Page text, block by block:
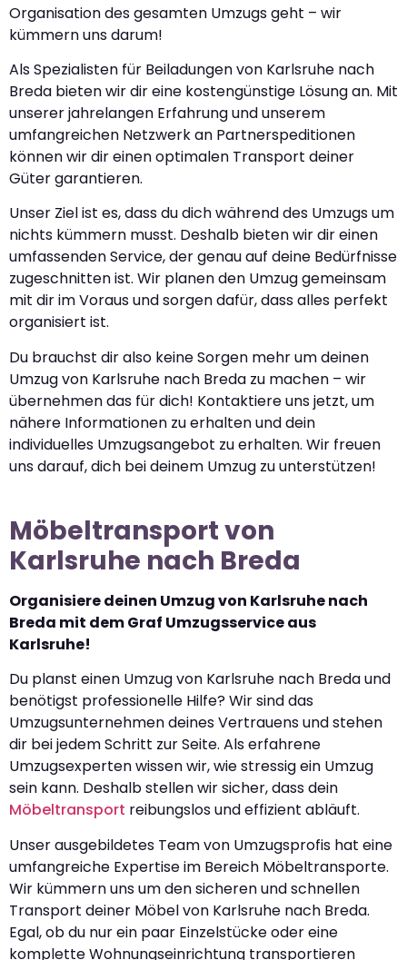
Organisation des gesamten Umzugs geht – wir
kümmern uns darum!
Als Spezialisten für Beiladungen von Karlsruhe nach
Breda bieten wir dir eine kostengünstige Lösung an. Mit
unserer jahrelangen Erfahrung und unserem
umfangreichen Netzwerk an Partnerspeditionen
können wir dir einen optimalen Transport deiner
Güter garantieren.
Unser Ziel ist es, dass du dich während des Umzugs um
nichts kümmern musst. Deshalb bieten wir dir einen
umfassenden Service, der genau auf deine Bedürfnisse
zugeschnitten ist. Wir planen den Umzug gemeinsam
mit dir im Voraus und sorgen dafür, dass alles perfekt
organisiert ist.
Du brauchst dir also keine Sorgen mehr um deinen
Umzug von Karlsruhe nach Breda zu machen – wir
übernehmen das für dich! Kontaktiere uns jetzt, um
nähere Informationen zu erhalten und dein
individuelles Umzugsangebot zu erhalten. Wir freuen
uns darauf, dich bei deinem Umzug zu unterstützen!
Möbeltransport von
Karlsruhe nach Breda
Organisiere deinen Umzug von Karlsruhe nach
Breda mit dem Graf Umzugsservice aus
Karlsruhe!
Du planst einen Umzug von Karlsruhe nach Breda und
benötigst professionelle Hilfe? Wir sind das
Umzugsunternehmen deines Vertrauens und stehen
dir bei jedem Schritt zur Seite. Als erfahrene
Umzugsexperten wissen wir, wie stressig ein Umzug
sein kann. Deshalb stellen wir sicher, dass dein
Möbeltransport reibungslos und effizient abläuft.
Unser ausgebildetes Team von Umzugsprofis hat eine
umfangreiche Expertise im Bereich Möbeltransporte.
Wir kümmern uns um den sicheren und schnellen
Transport deiner Möbel von Karlsruhe nach Breda.
Egal, ob du nur ein paar Einzelstücke oder eine
komplette Wohnungseinrichtung transportieren